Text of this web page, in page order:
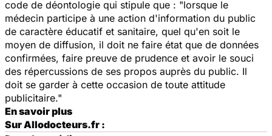
code de déontologie qui stipule que : "lorsque le
médecin participe à une action d'information du public
de caractère éducatif et sanitaire, quel qu'en soit le
moyen de diffusion, il doit ne faire état que de données
confirmées, faire preuve de prudence et avoir le souci
des répercussions de ses propos auprès du public. Il
doit se garder à cette occasion de toute attitude
publicitaire."
En savoir plus
Sur Allodocteurs.fr :